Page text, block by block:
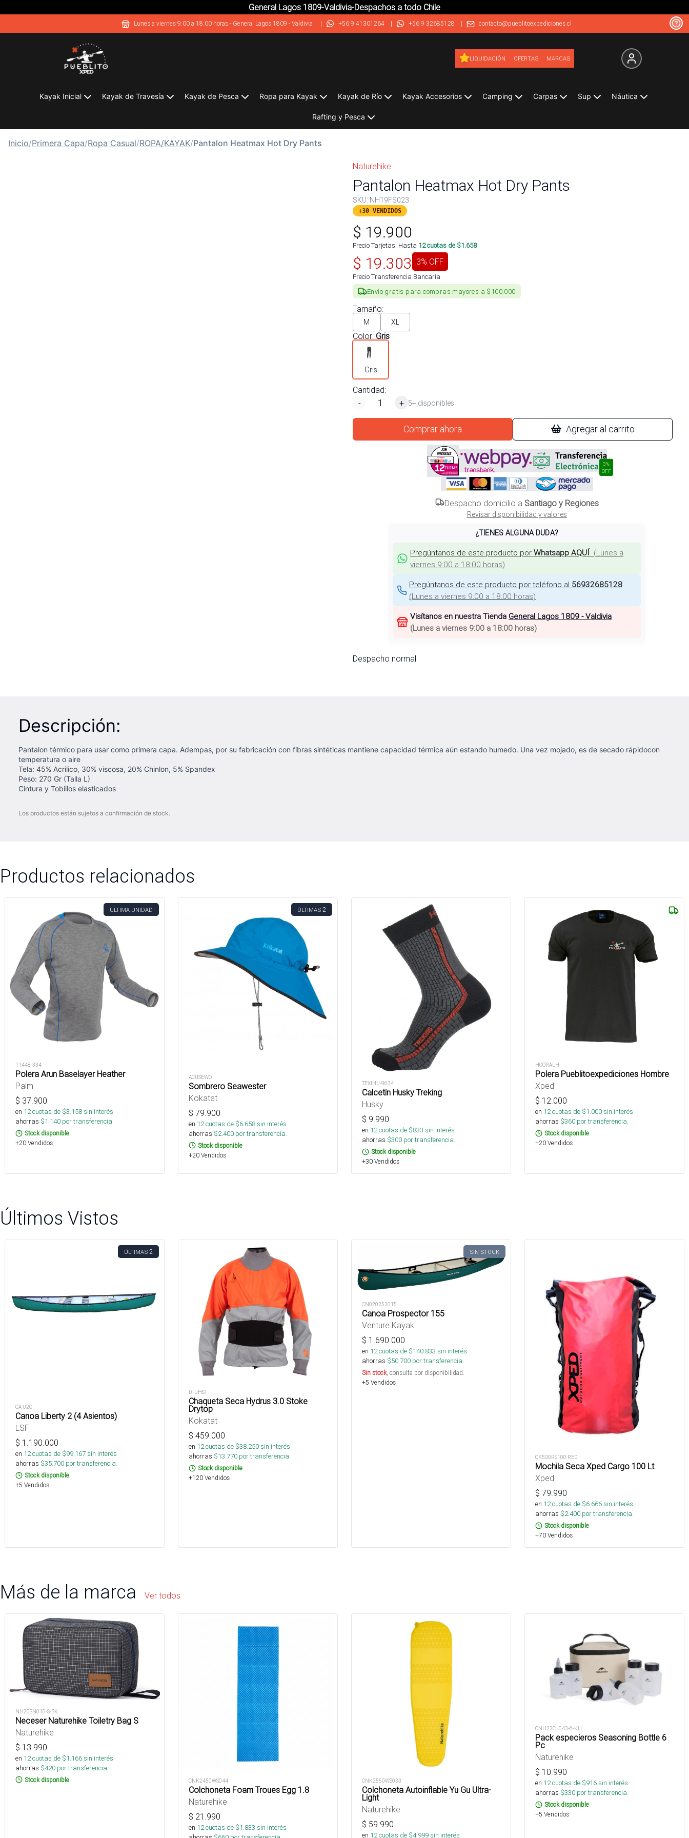
General Lagos 1809-Valdivia-Despachos a todo Chile
Lunes a viernes 9:00 a 18:00 horas - General Lagos 1809 - Valdivia | +56 9 41301264 | +56 9 32685128 | contacto@pueblitoexpediciones.cl
LIQUIDACIÓN OFERTAS MARCAS
Kayak Inicial Kayak de Travesía Kayak de Pesca Ropa para Kayak Kayak de Río Kayak Accesorios Camping Carpas Sup Náutica
Rafting y Pesca
Inicio/Primera Capa/Ropa Casual/ROPA/KAYAK/Pantalon Heatmax Hot Dry Pants
Naturehike
Pantalon Heatmax Hot Dry Pants
SKU: NH19FS023
+30 VENDIDOS
$ 19.900
Precio Tarjetas: Hasta 12cuotas de $1.658
$ 19.303 3% OFF
Precio Transferencia Bancaria
Envío gratis para compras mayores a $100.000
Tamaño:
M XL
Color: Gris
Gris
Cantidad:
-
+ 5+ disponibles
Comprar ahora Agregar al carrito
3%
OFF
Despacho domicilio a Santiago y Regiones
Revisar disponibilidad y valores
¿TIENES ALGUNA DUDA?
Pregúntanos de este producto por Whatsapp AQUÍ (Lunes a
viernes 9:00 a 18:00 horas)
Pregúntanos de este producto por teléfono al 56932685128
(Lunes a viernes 9:00 a 18:00 horas)
Visítanos en nuestra Tienda General Lagos 1809 - Valdivia
(Lunes a viernes 9:00 a 18:00 horas)
Despacho normal
Descripción:
Pantalon térmico para usar como primera capa. Adempas, por su fabricación con fibras sintéticas mantiene capacidad térmica aún estando humedo. Una vez mojado, es de secado rápidocon
temperatura o aire
Tela: 45% Acrilico, 30% viscosa, 20% Chinlon, 5% Spandex
Peso: 270 Gr (Talla L)
Cintura y Tobillos elasticados
Los productos están sujetos a confirmación de stock.
Productos relacionados
ÚLTIMA UNIDAD
11448-334
Polera Arun Baselayer Heather
Palm
$ 37.900
en 12cuotas de $3.158sin interés
ahorras $1.140 por transferencia.
Stock disponible
+20 Vendidos
ÚLTIMAS 2
ACUSEWO
Sombrero Seawester
Kokatat
$ 79.900
en 12cuotas de $6.658sin interés
ahorras $2.400 por transferencia.
Stock disponible
+20 Vendidos
TEXIHU-9634
Calcetin Husky Treking
Husky
$ 9.990
en 12cuotas de $833 sin interés
ahorras $300 por transferencia.
Stock disponible
+30 Vendidos
HCORALH
Polera Pueblitoexpediciones Hombre
Xped
$ 12.000
en 12cuotas de $1.000sin interés
ahorras $360 por transferencia.
Stock disponible
+20 Vendidos
Últimos Vistos
ÚLTIMAS 2
CA-02C
Canoa Liberty 2 (4 Asientos)
LSF
$ 1.190.000
en 12cuotas de $99.167sin interés
ahorras $35.700 por transferencia.
Stock disponible
+5 Vendidos
DTUHST
Chaqueta Seca Hydrus 3.0 Stoke
Drytop
Kokatat
$ 459.000
en 12cuotas de $38.250sin interés
ahorras $13.770 por transferencia.
Stock disponible
+120 Vendidos
SIN STOCK
CN020252015
Canoa Prospector 155
Venture Kayak
$ 1.690.000
en 12cuotas de $140.833 sin interés
ahorras $50.700 por transferencia.
Sin stock, consulta por disponibilidad.
+5 Vendidos
CK500RS100 RED
Mochila Seca Xped Cargo 100 Lt
Xped
$ 79.990
en 12cuotas de $6.666sin interés
ahorras $2.400 por transferencia.
Stock disponible
+70 Vendidos
Más de la marca Ver todos
NH20SN010-S-BK
Neceser Naturehike Toiletry Bag S
Naturehike
$ 13.990
en 12cuotas de $1.166sin interés
ahorras $420 por transferencia.
Stock disponible CNK2450WS044
Colchoneta Foam Troues Egg 1.8
Naturehike
$ 21.990
en 12cuotas de $1.833 sin interés
CNK2550WS033
Colchoneta Autoinflable Yu Gu Ultra-
Light
Naturehike
$ 59.990
en 12cuotas de $4.999sin interés
CNH22CJ043-6-KH
Pack especieros Seasoning Bottle 6
Pc
Naturehike
$ 10.990
en 12cuotas de $916sin interés
ahorras $330 por transferencia.
Stock disponible
+5 Vendidos